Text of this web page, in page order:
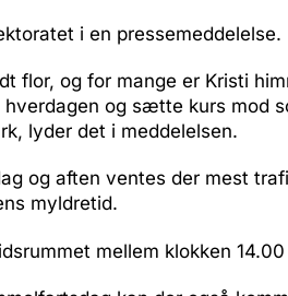
i en pressemeddelelse.
flor, og for mange er Kristi
og sætte kurs mod
lyder det i meddelelsen.
og aften ventes der mest
myldretid.
mellem klokken